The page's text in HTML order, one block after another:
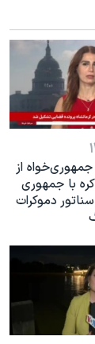
از
با جمهوری
دموکرات